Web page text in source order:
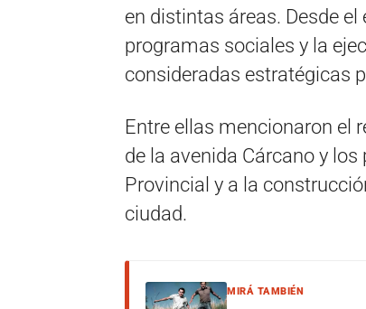
en distintas áreas. Desde
programas sociales y la
consideradas estratégicas
Entre ellas mencionaron el
de la avenida Cárcano y
Provincial y a la
ciudad.
MIRÁ TAMBIÉN